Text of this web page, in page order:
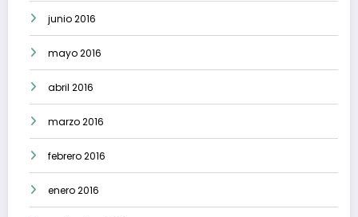
junio 2016
mayo 2016
abril 2016
marzo 2016
febrero 2016
enero 2016